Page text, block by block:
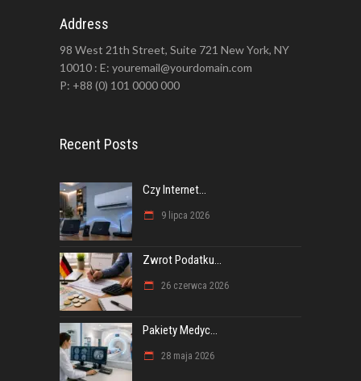
Address
98 West 21th Street, Suite 721 New York, NY
10010 : E: youremail@yourdomain.com
P: +88 (0) 101 0000 000
Recent Posts
Czy Internet...
9 lipca 2026
Zwrot Podatku...
26 czerwca 2026
Pakiety Medyc...
28 maja 2026